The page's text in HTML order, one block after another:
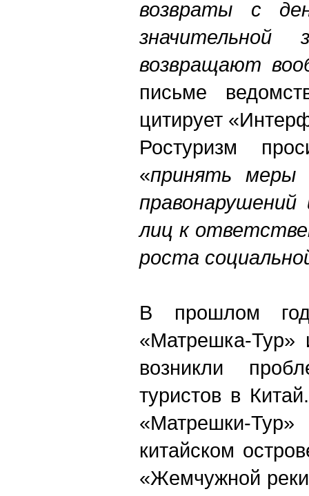
возвраты с
возвращают
письме
цитирует
Ростуризм
«принять меры
правонарушений
лиц к
роста
В прошлом
«Матрешка-
возникли
туристов в
«Матрешки-
китайском
«Жемчужной